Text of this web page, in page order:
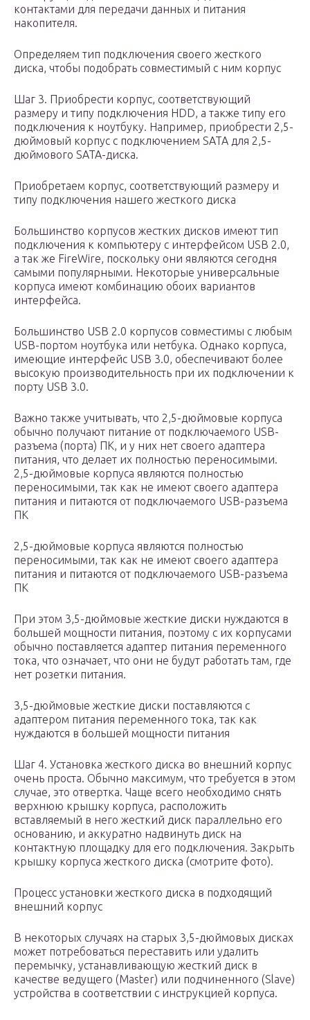
контактами для передачи данных и питания
накопителя.
Определяем тип подключения своего жесткого
диска, чтобы подобрать совместимый с ним корпус
Шаг 3. Приобрести корпус, соответствующий
размеру и типу подключения HDD, а также типу его
подключения к ноутбуку. Например, приобрести 2,5-
дюймовый корпус с подключением SATA для 2,5-
дюймового SATA-диска.
Приобретаем корпус, соответствующий размеру и
типу подключения нашего жесткого диска
Большинство корпусов жестких дисков имеют тип
подключения к компьютеру с интерфейсом USB 2.0,
а так же FireWire, поскольку они являются сегодня
самыми популярными. Некоторые универсальные
корпуса имеют комбинацию обоих вариантов
интерфейса.
Большинство USB 2.0 корпусов совместимы с любым
USB-портом ноутбука или нетбука. Однако корпуса,
имеющие интерфейс USB 3.0, обеспечивают более
высокую производительность при их подключении к
порту USB 3.0.
Важно также учитывать, что 2,5-дюймовые корпуса
обычно получают питание от подключаемого USB-
разъема (порта) ПК, и у них нет своего адаптера
питания, что делает их полностью переносимыми.
2,5-дюймовые корпуса являются полностью
переносимыми, так как не имеют своего адаптера
питания и питаются от подключаемого USB-разъема
ПК
2,5-дюймовые корпуса являются полностью
переносимыми, так как не имеют своего адаптера
питания и питаются от подключаемого USB-разъема
ПК
При этом 3,5-дюймовые жесткие диски нуждаются в
большей мощности питания, поэтому с их корпусами
обычно поставляется адаптер питания переменного
тока, что означает, что они не будут работать там, где
нет розетки питания.
3,5-дюймовые жесткие диски поставляются с
адаптером питания переменного тока, так как
нуждаются в большей мощности питания
Шаг 4. Установка жесткого диска во внешний корпус
очень проста. Обычно максимум, что требуется в этом
случае, это отвертка. Чаще всего необходимо снять
верхнюю крышку корпуса, расположить
вставляемый в него жесткий диск параллельно его
основанию, и аккуратно надвинуть диск на
контактную площадку для его подключения. Закрыть
крышку корпуса жесткого диска (смотрите фото).
Процесс установки жесткого диска в подходящий
внешний корпус
В некоторых случаях на старых 3,5-дюймовых дисках
может потребоваться переставить или удалить
перемычку, устанавливающую жесткий диск в
качестве ведущего (Master) или подчиненного (Slave)
устройства в соответствии с инструкцией корпуса.